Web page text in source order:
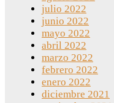
julio 2022
junio 2022
mayo 2022
abril 2022
marzo 2022
febrero 2022
enero 2022
diciembre 2021